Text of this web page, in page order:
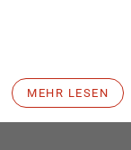
MEHR LESEN